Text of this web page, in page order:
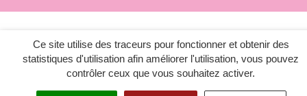
Ce site utilise des traceurs pour fonctionner et obtenir des
statistiques d'utilisation afin améliorer l'utilisation, vous pouvez
contrôler ceux que vous souhaitez activer.